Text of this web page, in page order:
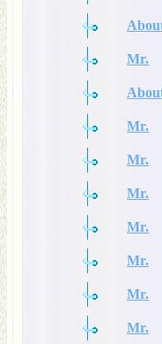
Mr.
Mr.
Mr.
Mr.
Mr.
Mr.
Mr.
Mr.